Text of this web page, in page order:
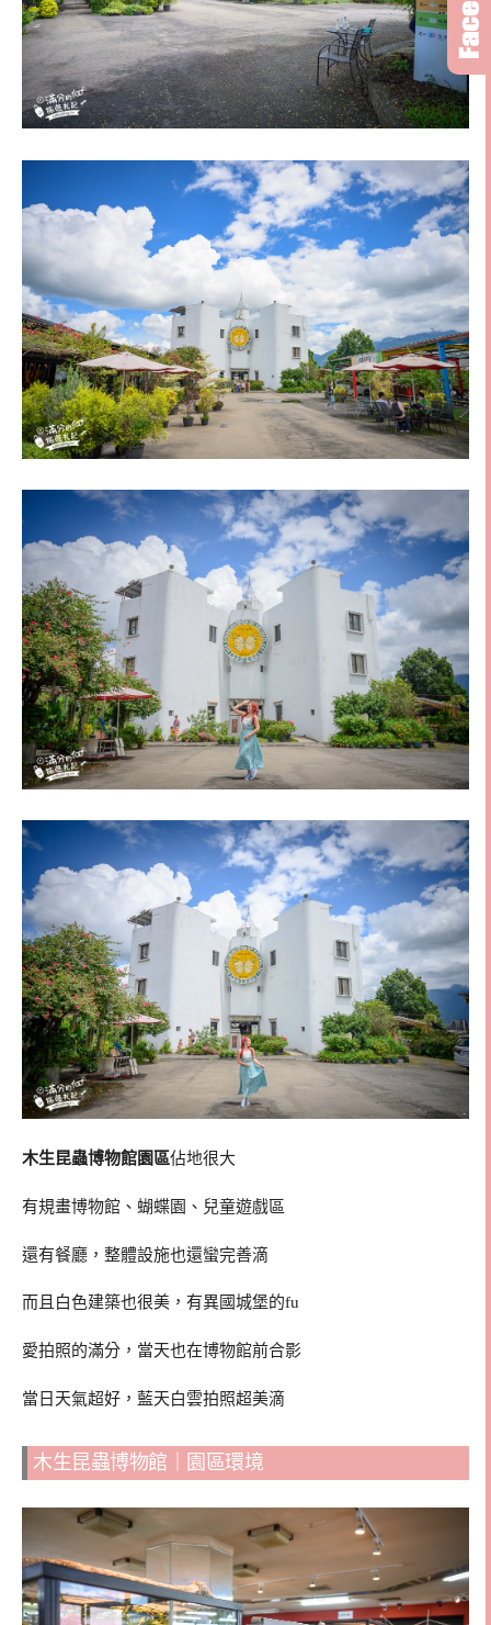
木生昆蟲博物館園區佔地很大
有規畫博物館、蝴蝶園、兒童遊戲區
還有餐廳，整體設施也還蠻完善滴
而且白色建築也很美，有異國城堡的fu
愛拍照的滿分，當天也在博物館前合影
當日天氣超好，藍天白雲拍照超美滴
木生昆蟲博物館｜園區環境